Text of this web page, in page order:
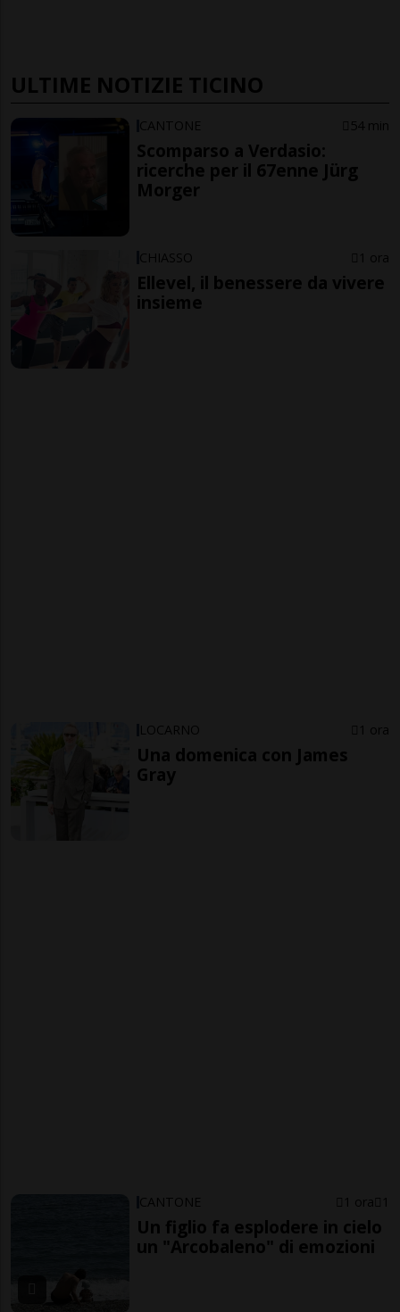
ULTIME NOTIZIE TICINO
CANTONE 54 min
Scomparso a Verdasio:
ricerche per il 67enne Jürg
Morger
CHIASSO 1 ora
Ellevel, il benessere da vivere
insieme
LOCARNO 1 ora
Una domenica con James
Gray
CANTONE 1 ora 1
Un figlio fa esplodere in cielo
un "Arcobaleno" di emozioni